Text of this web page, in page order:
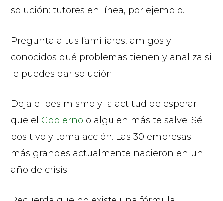
solución: tutores en línea, por ejemplo.
Pregunta a tus familiares, amigos y
conocidos qué problemas tienen y analiza si
le puedes dar solución.
Deja el pesimismo y la actitud de esperar
que el Gobierno o alguien más te salve. Sé
positivo y toma acción. Las 30 empresas
más grandes actualmente nacieron en un
año de crisis.